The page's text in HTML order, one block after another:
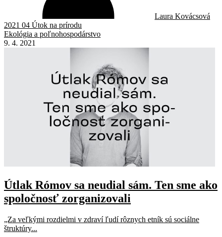
Laura Kovácsová
2021 04 Útok na prírodu
Ekológia a poľnohospodárstvo
9. 4. 2021
Útlak Rómov sa neudial sám. Ten sme ako
spoločnosť zorganizovali
„Za veľkými rozdielmi v zdraví ľudí rôznych etník sú sociálne
štruktúry...